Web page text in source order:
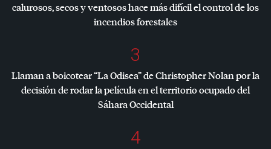
calurosos, secos y ventosos hace más difícil el control de los
incendios forestales
3
Llaman a boicotear “La Odisea” de Christopher Nolan por la
decisión de rodar la película en el territorio ocupado del
Sáhara Occidental
4